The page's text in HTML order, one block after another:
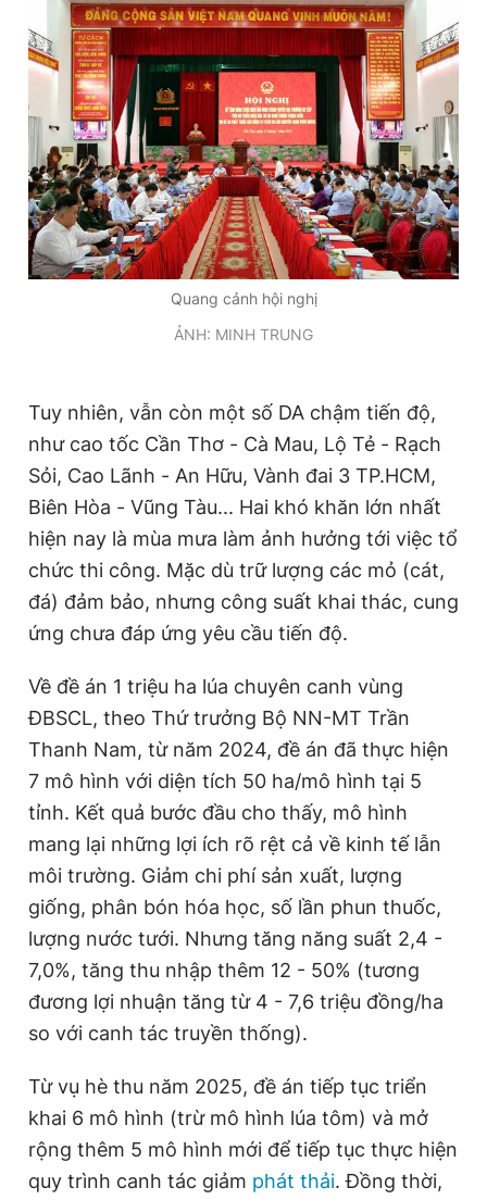
Quang cảnh hội nghị
ẢNH: MINH TRUNG
Tuy nhiên, vẫn còn một số DA chậm tiến độ,
như cao tốc Cần Thơ - Cà Mau, Lộ Tẻ - Rạch
Sỏi, Cao Lãnh - An Hữu, Vành đai 3 TP.HCM,
Biên Hòa - Vũng Tàu... Hai khó khăn lớn nhất
hiện nay là mùa mưa làm ảnh hưởng tới việc tổ
chức thi công. Mặc dù trữ lượng các mỏ (cát,
đá) đảm bảo, nhưng công suất khai thác, cung
ứng chưa đáp ứng yêu cầu tiến độ.
Về đề án 1 triệu ha lúa chuyên canh vùng
ĐBSCL, theo Thứ trưởng Bộ NN-MT Trần
Thanh Nam, từ năm 2024, đề án đã thực hiện
7 mô hình với diện tích 50 ha/mô hình tại 5
tỉnh. Kết quả bước đầu cho thấy, mô hình
mang lại những lợi ích rõ rệt cả về kinh tế lẫn
môi trường. Giảm chi phí sản xuất, lượng
giống, phân bón hóa học, số lần phun thuốc,
lượng nước tưới. Nhưng tăng năng suất 2,4 -
7,0%, tăng thu nhập thêm 12 - 50% (tương
đương lợi nhuận tăng từ 4 - 7,6 triệu đồng/ha
so với canh tác truyền thống).
Từ vụ hè thu năm 2025, đề án tiếp tục triển
khai 6 mô hình (trừ mô hình lúa tôm) và mở
rộng thêm 5 mô hình mới để tiếp tục thực hiện
quy trình canh tác giảm phát thải. Đồng thời,